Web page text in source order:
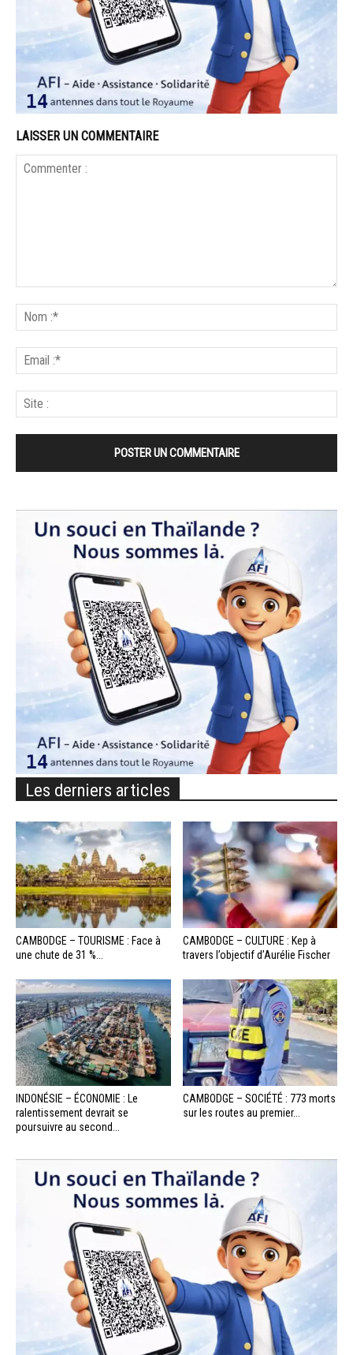
LAISSER UN COMMENTAIRE
Les derniers articles
CAMBODGE – TOURISME : Face à
une chute de 31 %...
CAMBODGE – CULTURE : Kep à
travers l’objectif d’Aurélie Fischer
INDONÉSIE – ÉCONOMIE : Le
ralentissement devrait se
poursuivre au second...
CAMBODGE – SOCIÉTÉ : 773 morts
sur les routes au premier...